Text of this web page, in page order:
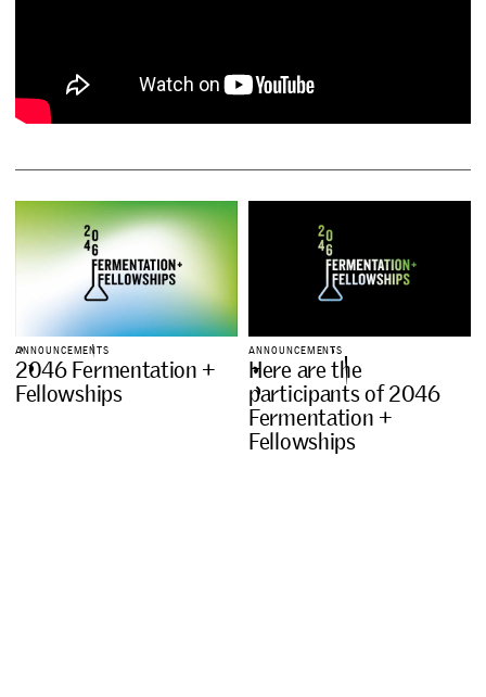
AN NOU NCEMENTS
2046 Fermentation +
Fellowships
AN NOU NCEM ENTS
Here are the
participantsof 2046
Fermentation +
Fellowships